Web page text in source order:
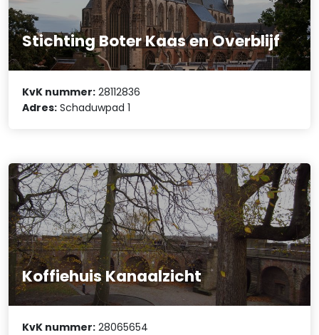
Stichting Boter Kaas en Overblijf
KvK nummer: 28112836
Adres: Schaduwpad 1
Koffiehuis Kanaalzicht
KvK nummer: 28065654